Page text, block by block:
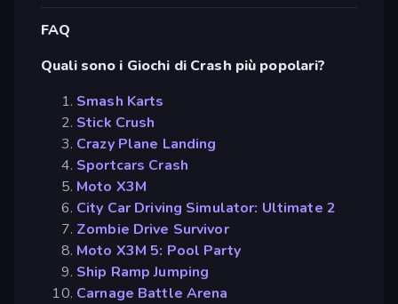
FAQ
Quali sono i Giochi di Crash più popolari?
Smash Karts
Stick Crush
Crazy Plane Landing
Sportcars Crash
Moto X3M
City Car Driving Simulator: Ultimate 2
Zombie Drive Survivor
Moto X3M 5: Pool Party
Ship Ramp Jumping
Carnage Battle Arena